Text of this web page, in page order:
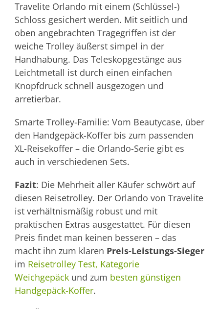
Travelite Orlando mit einem (Schlüssel-)
Schloss gesichert werden. Mit seitlich und
oben angebrachten Tragegriffen ist der
weiche Trolley äußerst simpel in der
Handhabung. Das Teleskopgestänge aus
Leichtmetall ist durch einen einfachen
Knopfdruck schnell ausgezogen und
arretierbar.
Smarte Trolley-Familie: Vom Beautycase, über
den Handgepäck-Koffer bis zum passenden
XL-Reisekoffer – die Orlando-Serie gibt es
auch in verschiedenen Sets.
Fazit: Die Mehrheit aller Käufer schwört auf
diesen Reisetrolley. Der Orlando von Travelite
ist verhältnismäßig robust und mit
praktischen Extras ausgestattet. Für diesen
Preis findet man keinen besseren – das
macht ihn zum klaren Preis-Leistungs-Sieger
im Reisetrolley Test, Kategorie
Weichgepäck und zum besten günstigen
Handgepäck-Koffer.